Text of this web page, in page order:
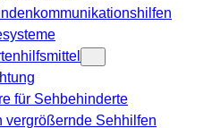
für Sehbehinderte
vergrößernde Sehhilfen